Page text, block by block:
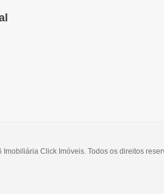
Click Imóveis. Todos os direitos